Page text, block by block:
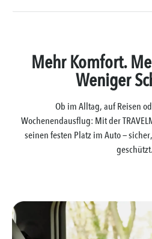
Mehr Komfort.
Weniger
Ob im Alltag, auf Reisen
Wochenendausflug: Mit der
seinen festen Platz im Auto —
geschützt.